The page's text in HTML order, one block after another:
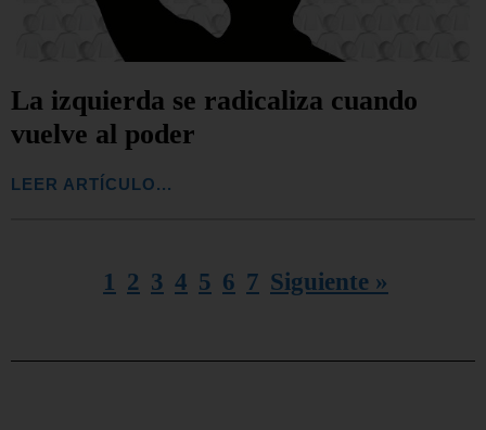
La izquierda se radicaliza cuando
vuelve al poder
LEER ARTÍCULO...
1 2 3 4 5 6 7 Siguiente »